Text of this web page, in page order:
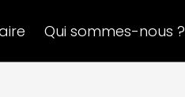
Qui sommes-nous ?